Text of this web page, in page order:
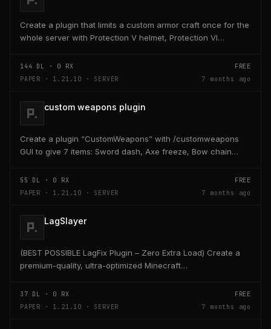
Create a plugin that limits a custom armor craft once for the
whole server with Protection V helmet, Protection VI
144 DL · 0 RX
FREE
PAPER · 1.21.10 · SERVER
7 months ago
custom weapons plugin
Create a plugin “CustomWeapons” with /customweapons
GUI to give 7 items: Sword dash, Axe freeze, Bow chain
55 DL · 0 RX
FREE
PAPER · 1.21.10 · SERVER
7 months ago
LagSlayer
(BEST POSSIBLE LagFix Plugin – Zero Extra Load) Create a
premium-quality, ultra-optimized Minecraft
37 DL · 0 RX
FREE
PAPER · 1.21.10 · SERVER
7 months ago